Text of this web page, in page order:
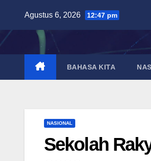
content
Agustus 6, 2026 12:47 pm
BAHASA KITA
NASIONAL
Sekolah